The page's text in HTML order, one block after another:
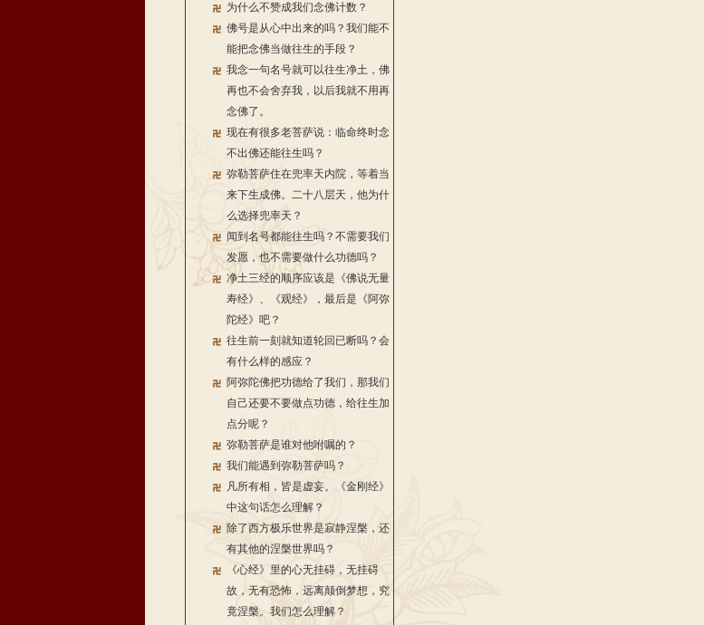
为什么不赞成我们念佛计数？
佛号是从心中出来的吗？我们能不
能把念佛当做往生的手段？
我念一句名号就可以往生净土，佛
再也不会舍弃我，以后我就不用再
念佛了。
现在有很多老菩萨说：临命终时念
不出佛还能往生吗？
弥勒菩萨住在兜率天内院，等着当
来下生成佛。二十八层天，他为什
么选择兜率天？
闻到名号都能往生吗？不需要我们
发愿，也不需要做什么功德吗？
净土三经的顺序应该是《佛说无量
寿经》、《观经》，最后是《阿弥
陀经》吧？
往生前一刻就知道轮回已断吗？会
有什么样的感应？
阿弥陀佛把功德给了我们，那我们
自己还要不要做点功德，给往生加
点分呢？
弥勒菩萨是谁对他咐嘱的？
我们能遇到弥勒菩萨吗？
凡所有相，皆是虚妄。《金刚经》
中这句话怎么理解？
除了西方极乐世界是寂静涅槃，还
有其他的涅槃世界吗？
《心经》里的心无挂碍，无挂碍
故，无有恐怖，远离颠倒梦想，究
竟涅槃。我们怎么理解？